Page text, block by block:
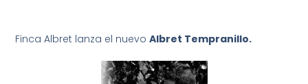
Finca Albret lanza el nuevoAlbret Tempranillo.